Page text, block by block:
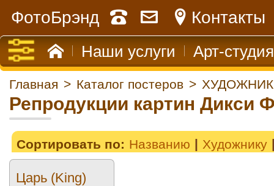
ФотоБрэнд Контакты
Наши услуги Арт-студия
Главная > Каталог постеров >
Репродукции картин Дикси
Сортировать по: Названию Художнику
Царь (King)